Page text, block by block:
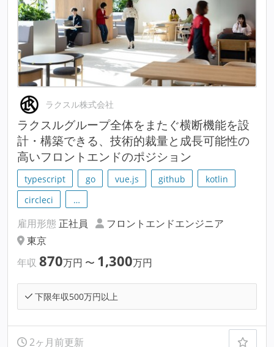
ラクスル株式会社
ラクスルグループ全体をまたぐ横断機能を設
計・構築できる、技術的裁量と成長可能性の
高いフロントエンドのポジション
typescript go vue.js github
kotlin
circleci
…
雇用形態 正社員
フロントエンドエンジニア
東京
年収 870万円 〜 1,300万円
下限年収500万円以上
2ヶ月前更新